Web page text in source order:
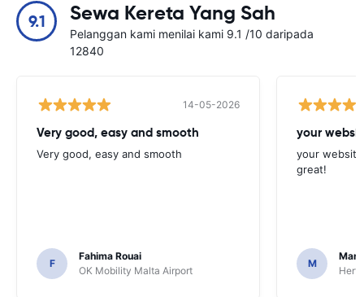
9.1 Sewa Kereta Yang Sah
Pelanggan kami menilai kami 9.1 /10 daripada
12840
14-05-2026
Very good, easy and smooth
Very good, easy and smooth
F
Fahima Rouai
OK Mobility Malta Airport
your
your
great!
M